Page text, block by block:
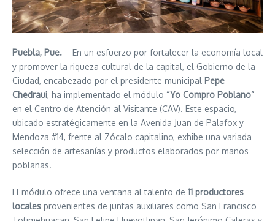
Puebla, Pue. – En un esfuerzo por fortalecer la economía local
y promover la riqueza cultural de la capital, el Gobierno de la
Ciudad, encabezado por el presidente municipal Pepe
Chedraui, ha implementado el módulo “Yo Compro Poblano”
en el Centro de Atención al Visitante (CAV). Este espacio,
ubicado estratégicamente en la Avenida Juan de Palafox y
Mendoza #14, frente al Zócalo capitalino, exhibe una variada
selección de artesanías y productos elaborados por manos
poblanas.
El módulo ofrece una ventana al talento de 11 productores
locales provenientes de juntas auxiliares como San Francisco